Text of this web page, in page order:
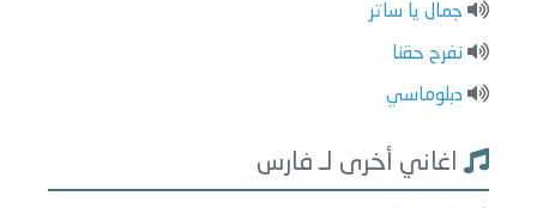
جمال يا ساتر
نفرح حقنا
دبلوماسي
اغاني أخرى لـ فارس